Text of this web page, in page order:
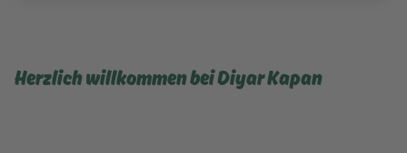
Herzlich willkommen bei Diyar Kapan